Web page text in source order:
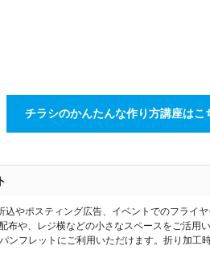
チラシのかんたんな作り方講座はこ
やポスティング広告、イベントでのフライ
布や、レジ横などの小さなスペースをご活用
ンフレットにご利用いただけます。折り加工